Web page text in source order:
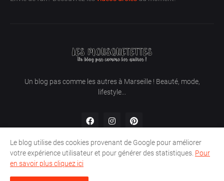
Un blog pas comme les autres à Marseille ! Beauté, mode,
lifestyle...
Partenaires
Le blog utilise des cookies provenant de Google pour améliorer
votre expérience utilisateur et pour générer des statistiques. Pour
en savoir plus cliquez ici